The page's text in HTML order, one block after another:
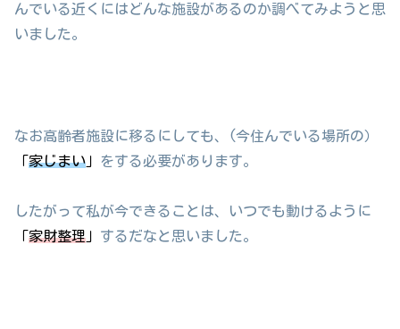
んでいる近くにはどんな施設があるのか調べてみようと思
いました。
なお高齢者施設に移るにしても、(今住んでいる場所の）
「家じまい 」 をする必要があります。
したがって私が今できることは、いつでも動けるように
「家財整理 」 するだなと思いました。